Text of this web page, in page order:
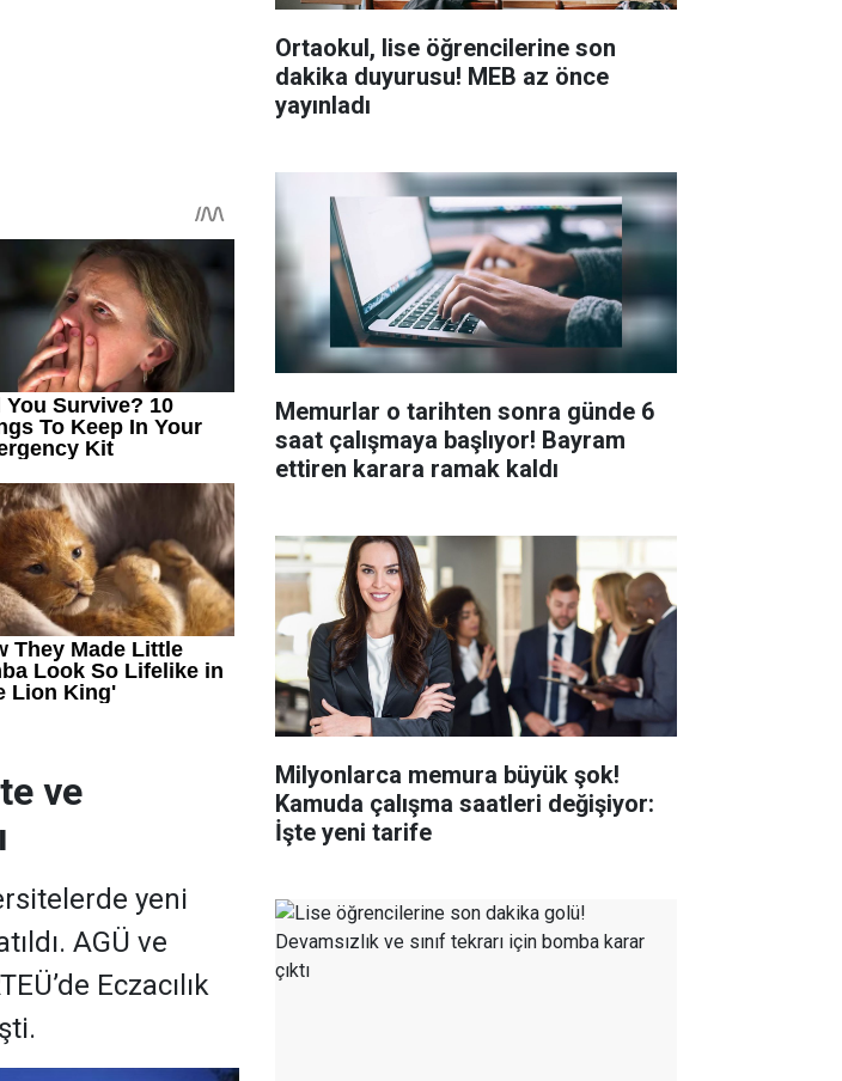
ve
yeni
AGÜ ve
Eczacılık
Ortaokul, lise öğrencilerine son
dakika duyurusu! MEB az önce
yayınladı
Memurlar o tarihten sonra günde 6
saat çalışmaya başlıyor! Bayram
ettiren karara ramak kaldı
Milyonlarca memura büyük şok!
Kamuda çalışma saatleri değişiyor:
İşte yeni tarife